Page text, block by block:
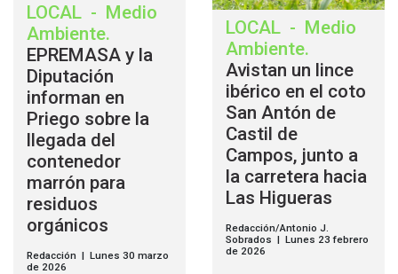
LOCAL - Medio
Ambiente.
EPREMASA y la
Diputación
informan en
Priego sobre la
llegada del
contenedor
marrón para
residuos
orgánicos
Redacción | Lunes 30 marzo
de 2026
LOCAL - Medio
Ambiente.
Avistan un lince
ibérico en el coto
San Antón de
Castil de
Campos, junto a
la carretera hacia
Las Higueras
Redacción/Antonio J.
Sobrados | Lunes 23 febrero
de 2026